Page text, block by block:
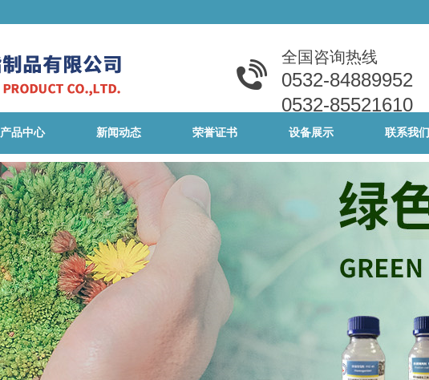
全国咨询热线
0532-84889952
0532-85521610
产品中心 新闻动态 荣誉证书 设备展示 联系我们